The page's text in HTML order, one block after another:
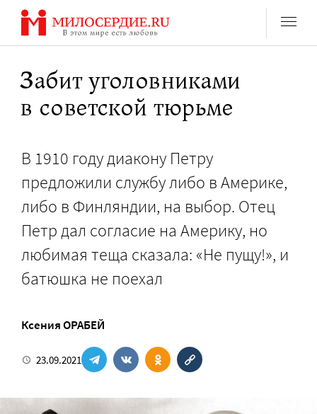
Перейти
содержанию
Забит уголовниками
в советской тюрьме
В 1910 году диакону Петру
предложили службу либо в Америке,
либо в Финляндии, на выбор. Отец
Петр дал согласие на Америку, но
любимая теща сказала: «Не пущу!», и
батюшка не поехал
Ксения ОРАБЕЙ
23.09.2021